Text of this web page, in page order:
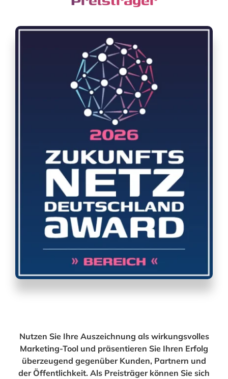
Nutzen Sie Ihre Auszeichnung als wirkungsvolles
Marketing-Tool und präsentieren Sie Ihren Erfolg
überzeugend gegenüber Kunden, Partnern und
der Öffentlichkeit. Als Preisträger können Sie sich